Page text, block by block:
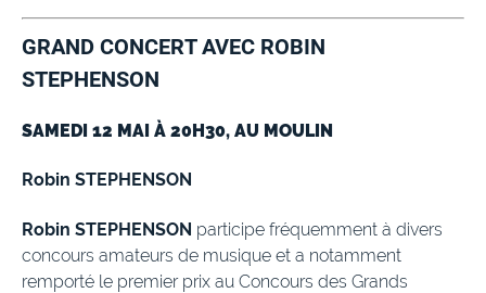
GRAND CONCERT AVEC ROBIN
STEPHENSON
SAMEDI 12 MAI À 20H30, AU MOULIN
Robin STEPHENSON
Robin STEPHENSON participe fréquemment à divers
concours amateurs de musique et a notamment
remporté le premier prix au Concours des Grands